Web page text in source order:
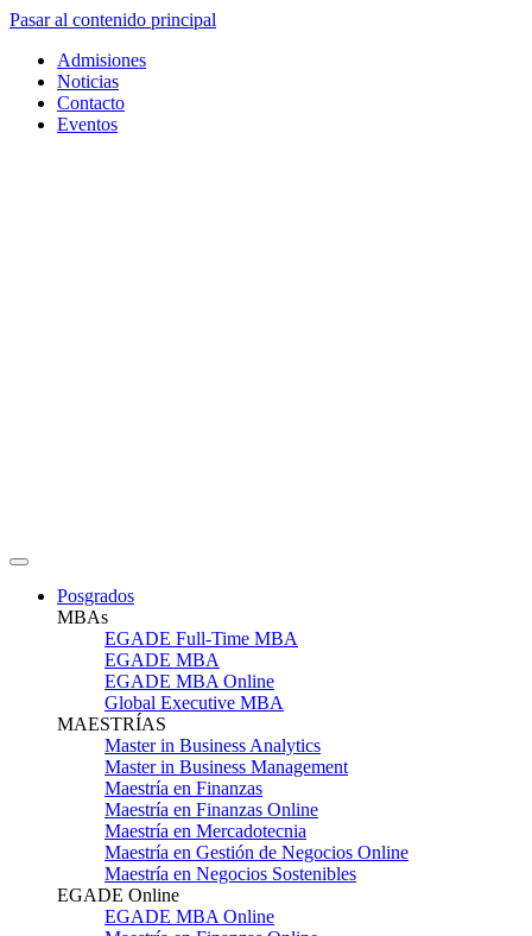
Pasar al contenido principal
Admisiones
Noticias
Contacto
Eventos
Posgrados
MBAs
EGADE Full-Time MBA
EGADE MBA
EGADE MBA Online
Global Executive MBA
MAESTRÍAS
Master in Business Analytics
Master in Business Management
Maestría en Finanzas
Maestría en Finanzas Online
Maestría en Mercadotecnia
Maestría en Gestión de Negocios Online
Maestría en Negocios Sostenibles
EGADE Online
EGADE MBA Online